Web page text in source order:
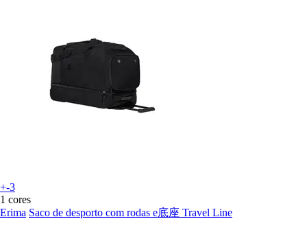
+-3
1 cores
Erima Saco de desporto com rodas e底座 Travel Line